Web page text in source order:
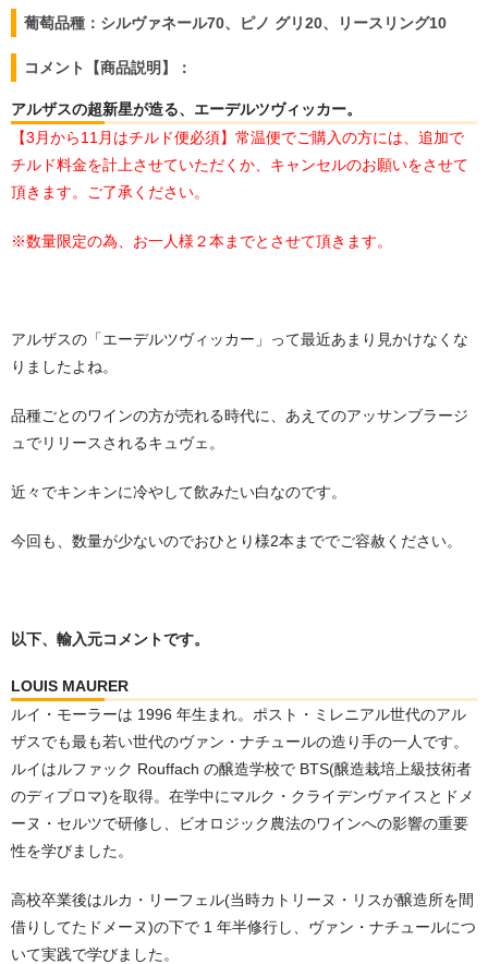
葡萄品種：シルヴァネール70、ピノ グリ20、リースリング10
コメント【商品説明】：
アルザスの超新星が造る、エーデルツヴィッカー。
【3月から11月はチルド便必須】常温便でご購入の方には、追加で
チルド料金を計上させていただくか、キャンセルのお願いをさせて
頂きます。ご了承ください。
※数量限定の為、お一人様２本までとさせて頂きます。
アルザスの「エーデルツヴィッカー」って最近あまり見かけなくな
りましたよね。
品種ごとのワインの方が売れる時代に、あえてのアッサンブラージ
ュでリリースされるキュヴェ。
近々でキンキンに冷やして飲みたい白なのです。
今回も、数量が少ないのでおひとり様2本まででご容赦ください。
以下、輸入元コメントです。
LOUIS MAURER
ルイ・モーラーは 1996 年生まれ。ポスト・ミレニアル世代のアル
ザスでも最も若い世代のヴァン・ナチュールの造り手の一人です。
ルイはルファック Rouffach の醸造学校で BTS(醸造栽培上級技術者
のディプロマ)を取得。在学中にマルク・クライデンヴァイスとドメ
ーヌ・セルツで研修し、ビオロジック農法のワインへの影響の重要
性を学びました。
高校卒業後はルカ・リーフェル(当時カトリーヌ・リスが醸造所を間
借りしてたドメーヌ)の下で 1 年半修行し、ヴァン・ナチュールにつ
いて実践で学びました。